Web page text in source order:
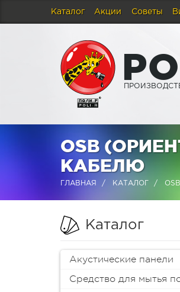
Каталог Акции Советы
PO
OSB
КАБЕЛЮ
ГЛАВНАЯ КАТАЛОГ
Каталог
Акустические панели
Средство для мытья